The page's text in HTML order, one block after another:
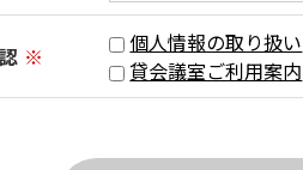
※ 個人情報の取り扱い
貸会議室ご利用案内